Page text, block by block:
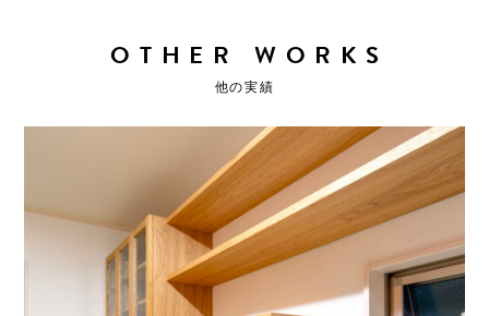
OTHER WORKS
他の実績